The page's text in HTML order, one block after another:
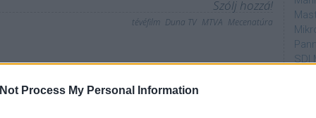
Process My Personal Information
Szólj hozzá!
tévéfilm Duna TV MTVA Mecenatúra
- az új Rejtő-film
SDI